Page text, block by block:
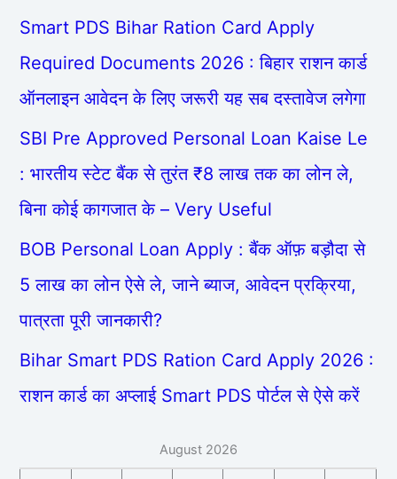
Smart PDS Bihar Ration Card Apply
Required Documents 2026 : बिहार राशन कार्ड
ऑनलाइन आवेदन के लिए जरूरी यह सब दस्तावेज लगेगा
SBI Pre Approved Personal Loan Kaise Le
: भारतीय स्टेट बैंक से तुरंत ₹8 लाख तक का लोन ले,
बिना कोई कागजात के – Very Useful
BOB Personal Loan Apply : बैंक ऑफ़ बड़ौदा से
5 लाख का लोन ऐसे ले, जाने ब्याज, आवेदन प्रक्रिया,
पात्रता पूरी जानकारी?
Bihar Smart PDS Ration Card Apply 2026 :
राशन कार्ड का अप्लाई Smart PDS पोर्टल से ऐसे करें
August 2026